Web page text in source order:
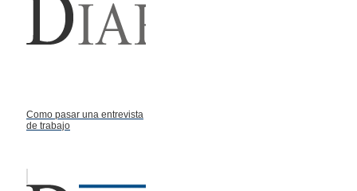
Como pasar una entrevista
de trabajo